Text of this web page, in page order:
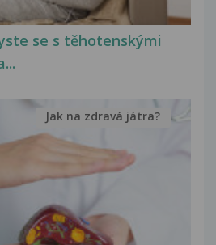
se s těhotenskými
Jak na zdravá játra?